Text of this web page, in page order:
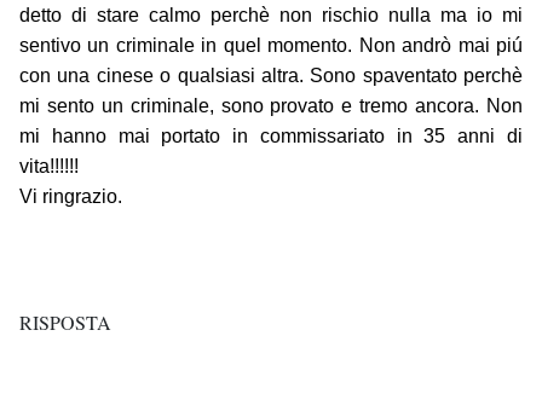
detto di stare calmo perchè non rischio nulla ma io mi
sentivo un criminale in quel momento. Non andrò mai piú
con una cinese o qualsiasi altra. Sono spaventato perchè
mi sento un criminale, sono provato e tremo ancora. Non
mi hanno mai portato in commissariato in 35 anni di
vita!!!!!!
Vi ringrazio.
RISPOSTA